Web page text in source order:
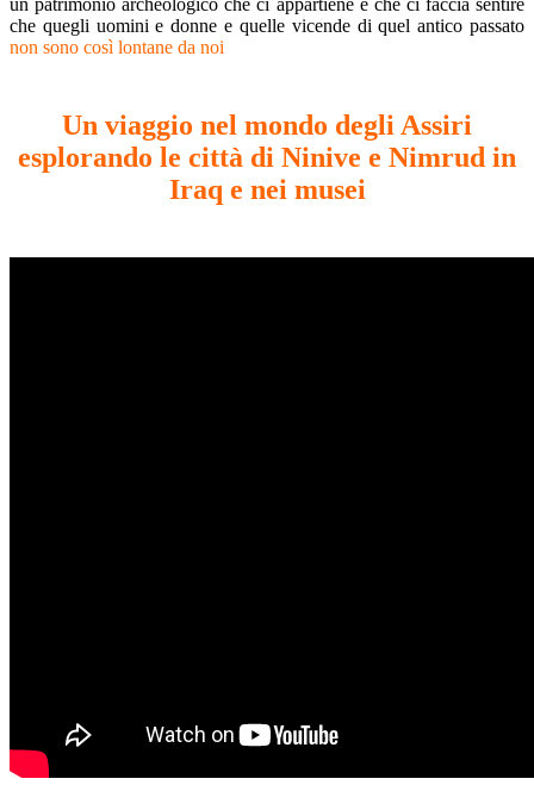
che quegli uomini e donne e quelle vicende di quel antico passato
non sono così lontane da noi
Un viaggio nel mondo degli Assiri
esplorando le città di Ninive e Nimrud in
Iraq e nei musei